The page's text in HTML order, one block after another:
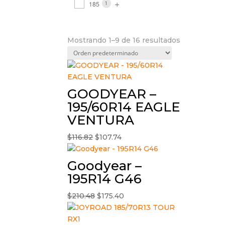
185 1
Mostrando 1–9 de 16 resultados
GOODYEAR –
195/60R14 EAGLE
VENTURA
$116.82El
precio
original
era:
$116.82.
$107.74El
precio
es:
$107.74.
Goodyear –
195R14 G46
$210.48El
precio
$175.40
precio